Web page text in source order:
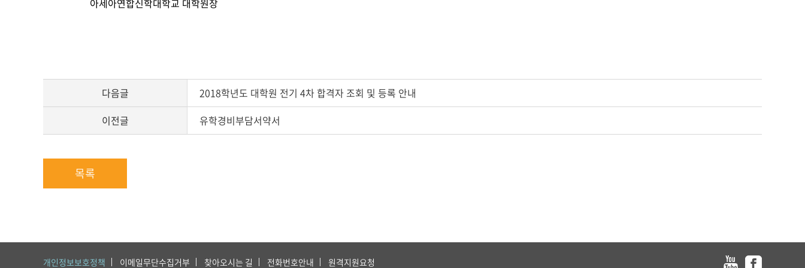
아세아연합신학대학교 대학원장
다음글
2018학년도 대학원 전기 4차 합격자 조회 및 등록 안내
이전글
유학경비부담서약서
목록
개인정보보호정책 이메일무단수집거부 찾아오시는 길 전화번호안내 원격지원요청